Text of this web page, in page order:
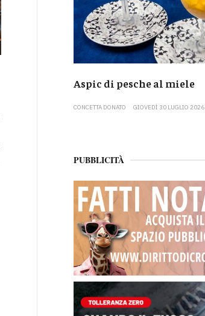
Aspic di pesche al miele
CONCETTA DONATO GIOVEDÌ 30 LUGLIO 2026
PUBBLICITÀ